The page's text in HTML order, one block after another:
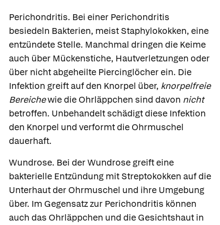
Perichondritis. Bei einer Perichondritis
besiedeln Bakterien, meist Staphylokokken, eine
entzündete Stelle. Manchmal dringen die Keime
auch über Mückenstiche, Hautverletzungen oder
über nicht abgeheilte Piercinglöcher ein. Die
Infektion greift auf den Knorpel über, knorpelfreie
Bereichewie die Ohrläppchen sind davon nicht
betroffen. Unbehandelt schädigt diese Infektion
den Knorpel und verformt die Ohrmuschel
dauerhaft.
Wundrose. Bei der Wundrose greift eine
bakterielle Entzündung mit Streptokokken auf die
Unterhaut der Ohrmuschel und ihre Umgebung
über. Im Gegensatz zur Perichondritis können
auch das Ohrläppchen und die Gesichtshaut in